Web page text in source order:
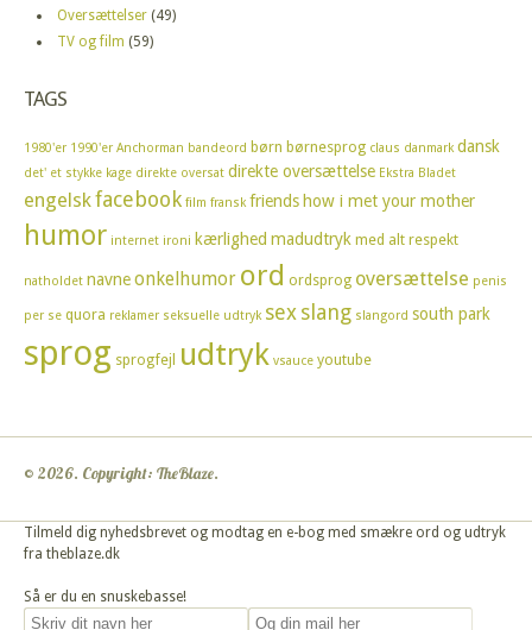
Oversættelser (49)
TV og film (59)
TAGS
1980'er 1990'er Anchorman bandeord børn børnesprog claus danmark dansk
det' et stykke kage direkte oversat direkte oversættelse Ekstra Bladet
engelskfacebook film fransk friends how i met your mother
humor internet ironi kærlighed madudtryk med alt respekt
natholdet navneonkelhumor ord ordsprog oversættelse penis
per se quora reklamer seksuelle udtryk sexslang slangord south park
sprog sprogfejl udtryk vsauce youtube
© 2026. Copyright: TheBlaze.
Tilmeld dig nyhedsbrevet og modtag en e-bog med smækre ord og udtryk
fra theblaze.dk
Så er du en snuskebasse!